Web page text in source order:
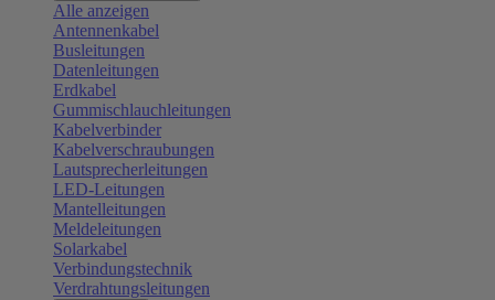
Alle anzeigen
Antennenkabel
Busleitungen
Datenleitungen
Erdkabel
Gummischlauchleitungen
Kabelverbinder
Kabelverschraubungen
Lautsprecherleitungen
LED-Leitungen
Mantelleitungen
Meldeleitungen
Solarkabel
Verbindungstechnik
Verdrahtungsleitungen